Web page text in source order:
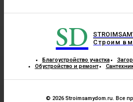
SD
Строим
Благоустройство участка
Обустройство и ремонт
© 2026 Stroimsamydom.ru. Все